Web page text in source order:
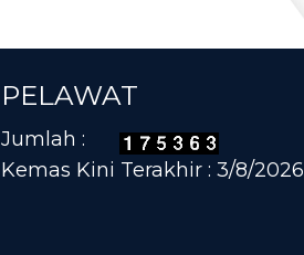
PELAWAT
Jumlah :
Kemas Kini Terakhir : 3/8/2026